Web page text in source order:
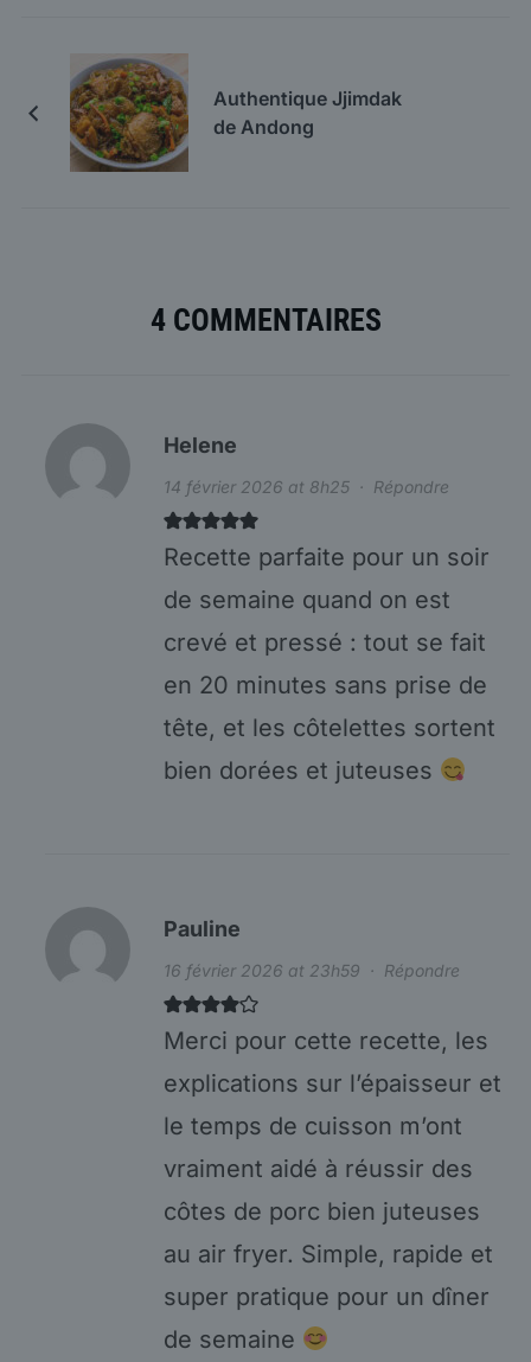
Authentique Jjimdak
de Andong
4 COMMENTAIRES
Helene
14 février 2026 at 8h25· Répondre
Recette parfaite pour un soir
de semaine quand on est
crevé et pressé : tout se fait
en 20 minutes sans prise de
tête, et les côtelettes sortent
bien dorées et juteuses
Pauline
16 février 2026 at 23h59 · Répondre
Merci pour cette recette, les
explications sur l’épaisseur et
le temps de cuisson m’ont
vraiment aidé à réussir des
côtes de porc bien juteuses
au air fryer. Simple, rapide et
super pratique pour un dîner
de semaine